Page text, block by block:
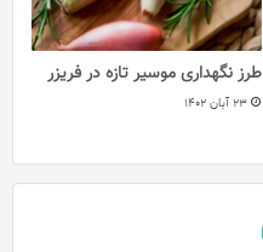
طرز نگهداری موسیر تازه در فریزر
23 آبان 1402